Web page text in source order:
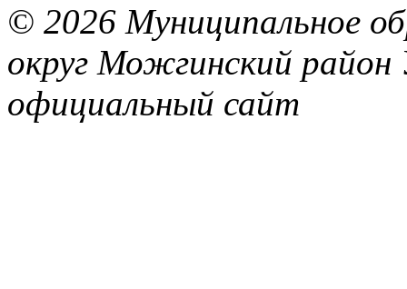
© 2026 Муниципальное
округ Можгинский район
официальный сайт